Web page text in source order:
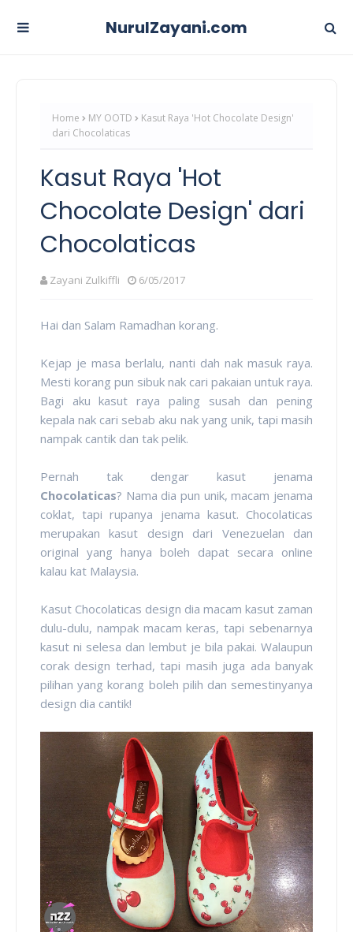
NurulZayani.com
Home MY OOTD
Kasut Raya 'Hot Chocolate Design'
dari Chocolaticas
Kasut Raya 'Hot
Chocolate Design' dari
Chocolaticas
Zayani Zulkiffli 6/05/2017
Hai dan Salam Ramadhan korang.
Kejap je masa berlalu, nanti dah nak masuk raya.
Mesti korang pun sibuk nak cari pakaian untuk raya.
Bagi aku kasut raya paling susah dan pening
kepala nak cari sebab aku nak yang unik, tapi masih
nampak cantik dan tak pelik.
Pernah tak dengar kasut jenama
Chocolaticas? Nama dia pun unik, macam jenama
coklat, tapi rupanya jenama kasut. Chocolaticas
merupakan kasut design dari Venezuelan dan
original yang hanya boleh dapat secara online
kalau kat Malaysia.
Kasut Chocolaticas design dia macam kasut zaman
dulu-dulu, nampak macam keras, tapi sebenarnya
kasut ni selesa dan lembut je bila pakai. Walaupun
corak design terhad, tapi masih juga ada banyak
pilihan yang korang boleh pilih dan semestinyanya
design dia cantik!